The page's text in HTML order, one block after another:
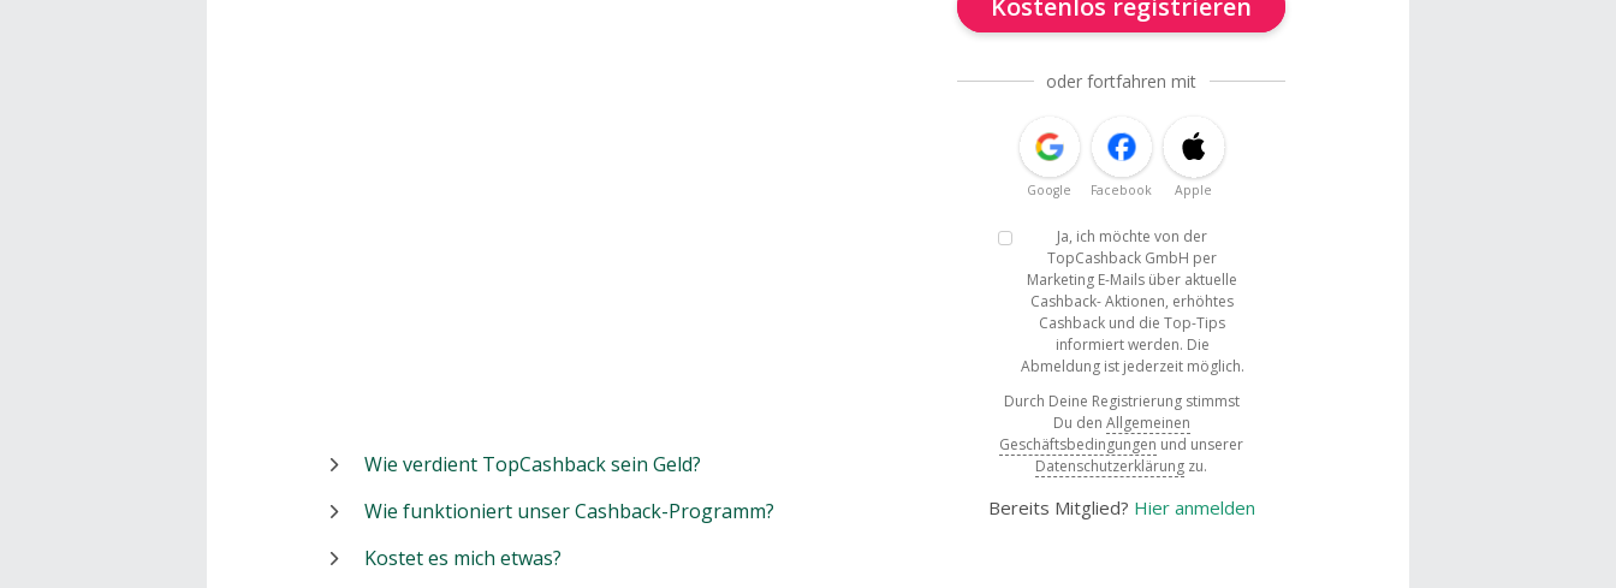
Kostenlos registrieren
oder fortfahren mit
Google Facebook Apple
Ja, ich möchte von der
TopCashback GmbH per
Marketing E-Mails über aktuelle
Cashback- Aktionen, erhöhtes
Cashback und die Top-Tips
informiert werden. Die
Abmeldung ist jederzeit möglich.
Durch Deine Registrierung stimmst
Du den Allgemeinen
Geschäftsbedingungen und unserer
Datenschutzerklärung zu.
Bereits Mitglied? Hier anmelden
Wie verdient TopCashback sein Geld?
Wie funktioniert unser Cashback-Programm?
Kostet es mich etwas?